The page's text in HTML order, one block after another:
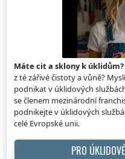
Máte cit a sklony k úklidům?
z té zářivé čistoty a vůně?
podnikat v úklidových
se členem mezinárodní
podnikejte v úklidových
celé Evropské unii.
PRO